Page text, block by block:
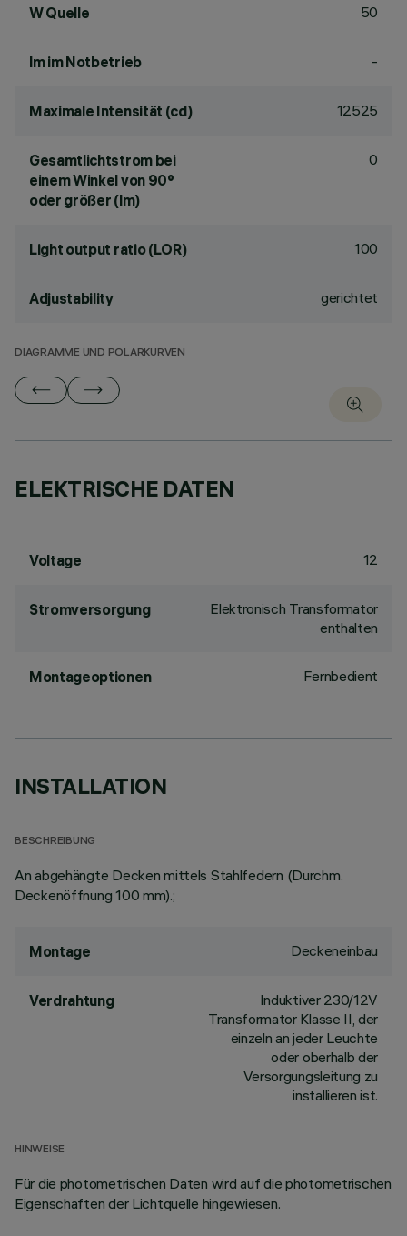
W Quelle 50
lm im Notbetrieb -
Maximale Intensität (cd) 12525
Gesamtlichtstrom bei
einem Winkel von 90°
oder größer (lm)
0
Light output ratio (LOR) 100
Adjustability gerichtet
DIAGRAMME UND POLARKURVEN
ELEKTRISCHE DATEN
Voltage 12
Stromversorgung
Elektronisch Transformator
enthalten
Montageoptionen Fernbedient
INSTALLATION
BESCHREIBUNG
An abgehängte Decken mittels Stahlfedern (Durchm.
Deckenöffnung 100 mm).;
Montage Deckeneinbau
Verdrahtung
Induktiver 230/12V
Transformator Klasse II, der
einzeln an jeder Leuchte
oder oberhalb der
Versorgungsleitung zu
installieren ist.
HINWEISE
Für die photometrischen Daten wird auf die photometrischen
Eigenschaften der Lichtquelle hingewiesen.